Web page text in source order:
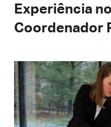
Experiência
Coordenador